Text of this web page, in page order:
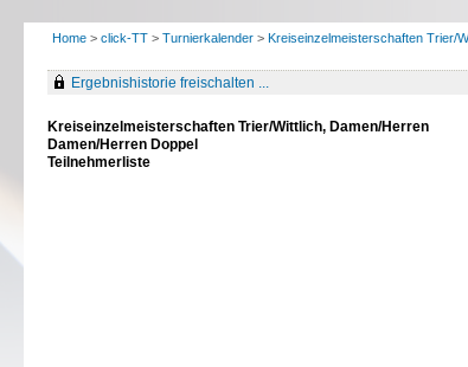
Home > click-TT > Turnierkalender > Kreiseinzelmeisterschaften Trier/
Ergebnishistorie freischalten ...
Kreiseinzelmeisterschaften Trier/Wittlich, Damen/Herren
Damen/Herren Doppel
Teilnehmerliste